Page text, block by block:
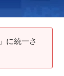
」に統一さ